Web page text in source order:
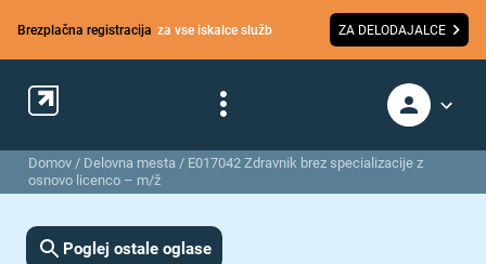
Brezplačna registracija za vse iskalce služb ZA DELODAJALCE
Domov / Delovna mesta / E017042 Zdravnik brez specializacije z
osnovo licenco – m/ž
Poglej ostale oglase